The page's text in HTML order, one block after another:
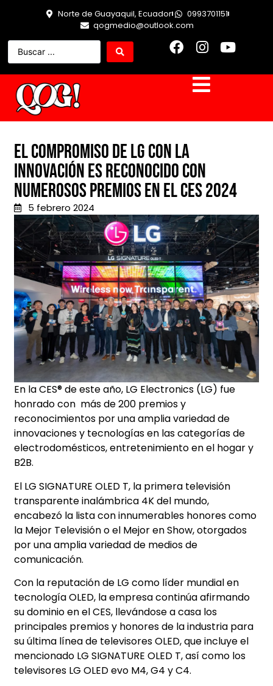
Norte de Guayaquil, Ecuador
0993701151
qogmedio@outlook.com
El compromiso de LG con la
innovación es reconocido con
numerosos premios en el CES 2024
5 febrero 2024
En la CES® de este año, LG Electronics (LG) fue
honrado con más de 200 premios y
reconocimientos por una amplia variedad de
innovaciones y tecnologías en las categorías de
electrodomésticos, entretenimiento en el hogar y
B2B.
El LG SIGNATURE OLED T, la primera televisión
transparente inalámbrica 4K del mundo,
encabezó la lista con innumerables honores como
la Mejor Televisión o el Mejor en Show, otorgados
por una amplia variedad de medios de
comunicación.
Con la reputación de LG como líder mundial en
tecnología OLED, la empresa continúa afirmando
su dominio en el CES, llevándose a casa los
principales premios y honores de la industria para
su última línea de televisores OLED, que incluye el
mencionado LG SIGNATURE OLED T, así como los
televisores LG OLED evo M4, G4 y C4.